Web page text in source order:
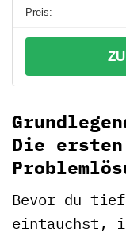
Die
Bevor du
eintauchst,